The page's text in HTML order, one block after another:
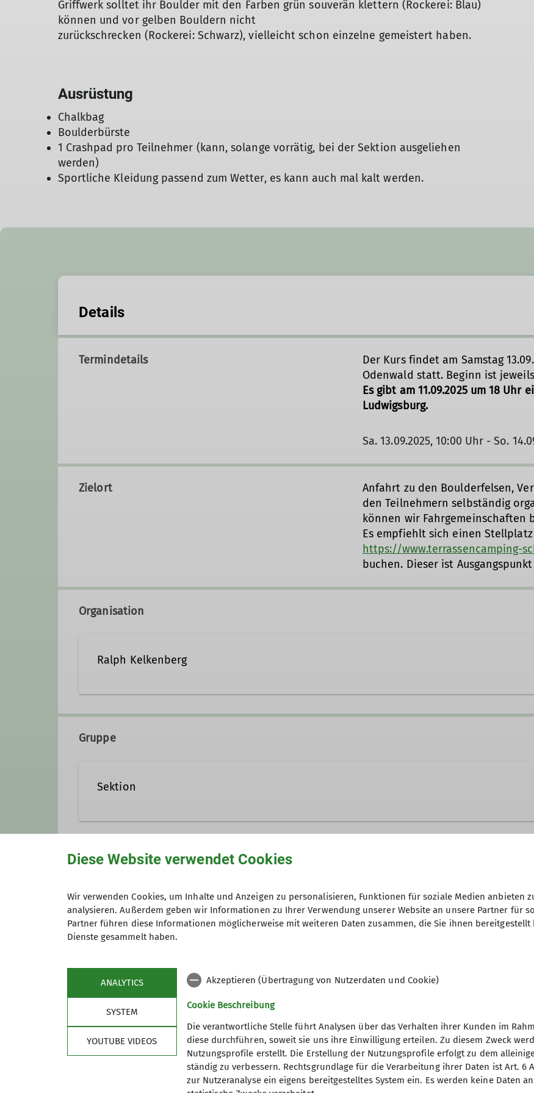
Griffwerk solltet ihr Boulder mit den Farben grün souverän klettern (Rockerei: Blau)
können und vor gelben Bouldern nicht
zurückschrecken (Rockerei: Schwarz), vielleicht schon einzelne gemeistert haben.
Ausrüstung
Chalkbag
Boulderbürste
1 Crashpad pro Teilnehmer (kann, solange vorrätig, bei der Sektion ausgeliehen
werden)
Sportliche Kleidung passend zum Wetter, es kann auch mal kalt werden.
Details
Termindetails
Der Kurs findet am Samstag
Odenwald statt. Beginn ist
Es gibt am 11.09.2025 um 18
Ludwigsburg.
Sa. 13.09.2025, 10:00 Uhr - So.
Zielort
Anfahrt zu den Boulderfelsen,
den Teilnehmern selbständig
können wir Fahrgemeinschaften
Es empfiehlt sich einen
https://www.terrassencamping-
buchen. Dieser ist
Organisation
Ralph Kelkenberg
Trainer*in C Bouldern Breitensport Indoor
Gruppe
Sektion
Hier wird alles gesammelt, was die Sektion betrifft und keiner anderen Gruppe
Kontakt aufnehmen
Anmeldung
Maximale Teilnehmeranzahl 6
Kontakt
Diese Website verwendet Cookies
Wir verwenden Cookies, um Inhalte und Anzeigen zu personalisieren, Funktionen für soziale Medien anbieten
analysieren. Außerdem geben wir Informationen zu Ihrer Verwendung unserer Website an unsere Partner für
Partner führen diese Informationen möglicherweise mit weiteren Daten zusammen, die Sie ihnen
Dienste gesammelt haben.
ANALYTICS
SYSTEM
YOUTUBE VIDEOS
Akzeptieren (Übertragung von Nutzerdaten und Cookie)
Cookie Beschreibung
Die verantwortliche Stelle führt Analysen über das Verhalten ihrer Kunden im
diese durchführen, soweit sie uns ihre Einwilligung erteilen. Zu diesem Zweck
Nutzungsprofile erstellt. Die Erstellung der Nutzungsprofile erfolgt zu dem
ständig zu verbessern. Rechtsgrundlage für die Verarbeitung ihrer Daten ist Art. 6
zur Nutzeranalyse ein eigens bereitgestelltes System ein. Es werden keine Daten